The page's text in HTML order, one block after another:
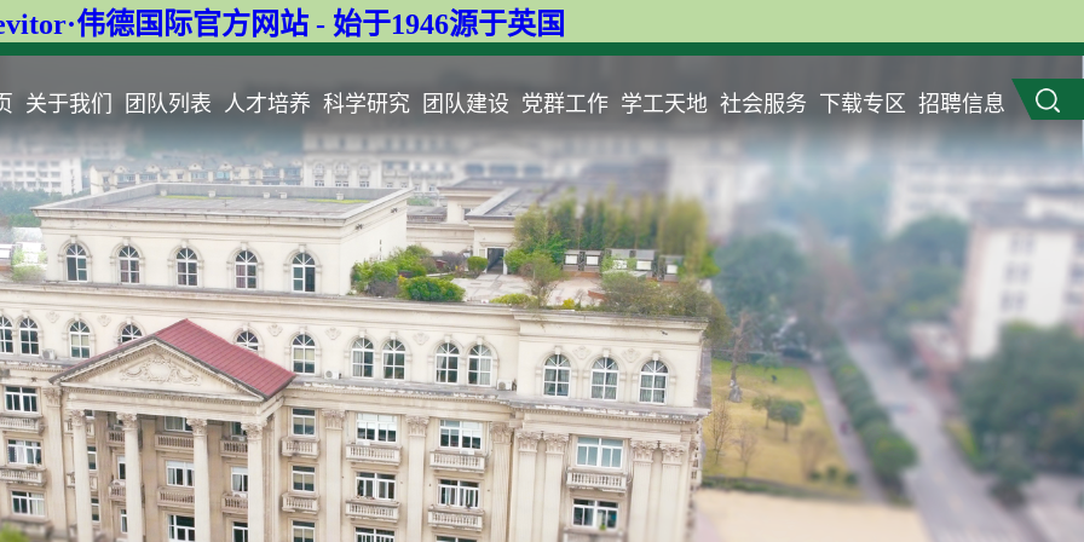
伟德国际官方网站 - 始于1946源于英国
关于我们 团队列表 人才培养 科学研究 团队建设 党群工作 学工天地 社会服务 下载专区 招聘信息